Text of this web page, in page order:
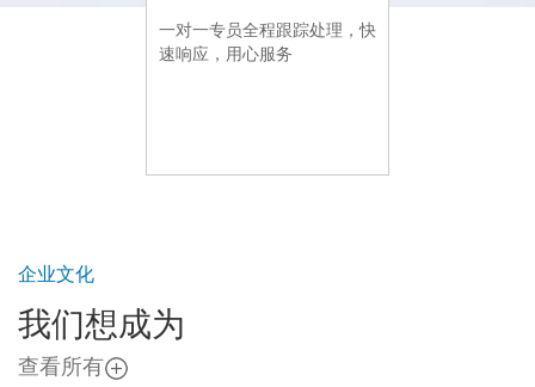
一对一专员全程跟踪处理，快
速响应，用心服务
企业文化
我们想成为
查看所有